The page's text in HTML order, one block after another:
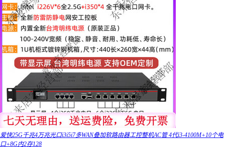
爱快25G千兆4万兆光口i3i5i7多WAN叠加软路由器工控整机AC管 4代i3-4100M+10个电
口+8G内2存128